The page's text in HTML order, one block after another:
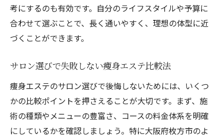
考にするのも有効です。自分のライフスタイルや予算に
合わせて選ぶことで、長く通いやすく、理想の体型に近
づくことができます。
サロン選びで失敗しない痩身エステ比較法
痩身エステのサロン選びで後悔しないためには、いくつ
かの比較ポイントを押さえることが大切です。まず、施
術の種類やメニューの豊富さ、コースの料金体系を明確
にしているかを確認しましょう。特に大阪府枚方市のよ